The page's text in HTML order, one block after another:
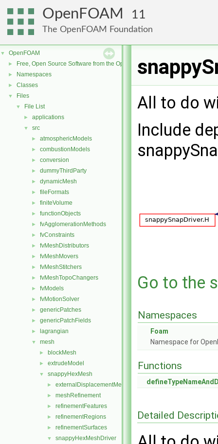
OpenFOAM 11
The OpenFOAM Foundation
▼ OpenFOAM
► Free, Open Source Software from the OpenFOAM Foundation
► Namespaces
► Classes
▼ Files
▼ File List
► applications
▼ src
► atmosphericModels
► combustionModels
► conversion
► dummyThirdParty
► dynamicMesh
► fileFormats
► finiteVolume
► functionObjects
► fvAgglomerationMethods
► fvConstraints
► fvMeshDistributors
► fvMeshMovers
► fvMeshStitchers
► fvMeshTopoChangers
► fvModels
► fvMotionSolver
► genericPatches
► genericPatchFields
► lagrangian
▼ mesh
► blockMesh
► extrudeModel
▼ snappyHexMesh
► externalDisplacementMeshMover
► meshRefinement
► refinementFeatures
► refinementRegions
► refinementSurfaces
▼ snappyHexMeshDriver
All to do
Include
Go to the
Namespaces
Foam
Namespace for
Functions
Detailed